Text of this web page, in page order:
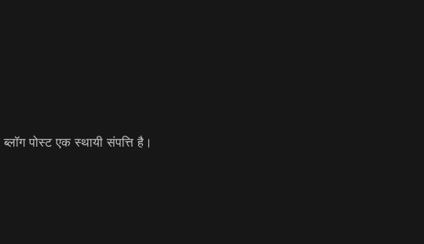
पोस्ट एक स्थायी संपत्ति है।